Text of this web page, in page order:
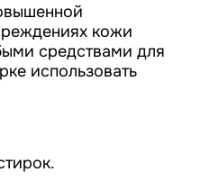
кожи
средствами для
использовать